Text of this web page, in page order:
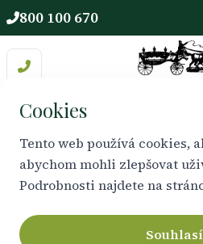
800 100 670
CITLIVÝ PŘÍSTUP A ÚCTA
Pohřby s
dotekem
Cookies
Tento web používá cookies,
abychom mohli zlepšovat
Podrobnosti najdete na